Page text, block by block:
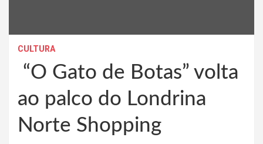
CULTURA
“O Gato de Botas” volta
ao palco do Londrina
Norte Shopping